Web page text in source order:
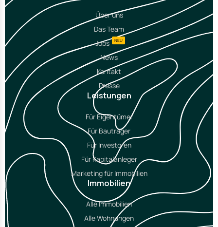
Über uns
Das Team
Jobs
NEU
News
Kontakt
Presse
Leistungen
Für Eigentümer
Für Bauträger
Für Investoren
Für Kapitalanleger
Marketing für Immobilien
Immobilien
Alle Immobilien
Alle Wohnungen